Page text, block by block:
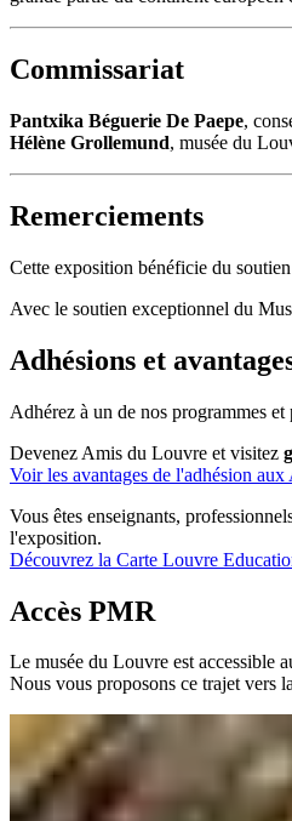
Commissariat
Pantxika Béguerie De Paepe,
Hélène Grollemund, musée du
Remerciements
Cette exposition bénéficie du
Avec le soutien exceptionnel du
Adhésions et
Adhérez à un de nos programmes
Devenez Amis du Louvre et visitez
Voir les avantages de l'adhésion
Vous êtes enseignants,
l'exposition.
Découvrez la Carte Louvre
Accès PMR
Le musée du Louvre est accessible
Nous vous proposons ce trajet vers